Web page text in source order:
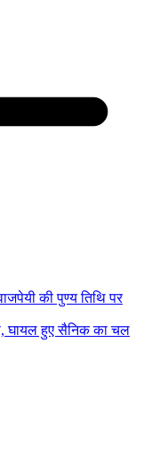
की पुण्य तिथि पर
घायल हुए सैनिक का चल